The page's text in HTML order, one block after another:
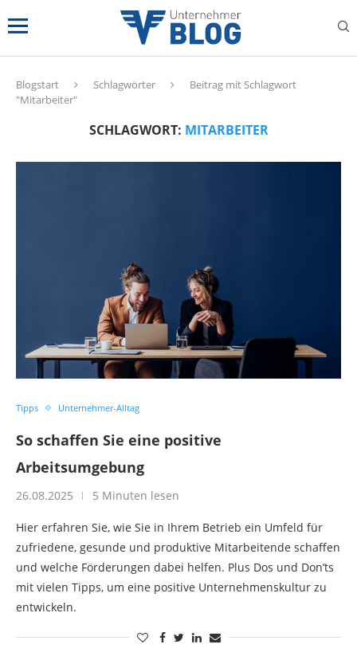
Blogstart Schlagwörter
Beitrag mit Schlagwort
"Mitarbeiter"
SCHLAGWORT: MITARBEITER
Tipps Unternehmer-Alltag
So schaffen Sie eine positive
Arbeitsumgebung
26.08.2025 5 Minuten lesen
Hier erfahren Sie, wie Sie in Ihrem Betrieb ein Umfeld für
zufriedene, gesunde und produktive Mitarbeitende schaffen
und welche Förderungen dabei helfen. Plus Dos und Don’ts
mit vielen Tipps, um eine positive Unternehmenskultur zu
entwickeln.